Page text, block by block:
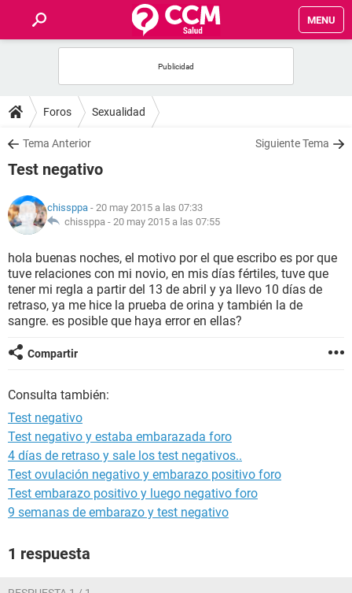
MENU
FOROS
SALUD
NUTRICIÓN
BIENESTAR
SEXUALIDAD
GLOSARIO
Foros Sexualidad
Tema Anterior Siguiente Tema
Test negativo
chissppa - 20 may 2015 a las 07:33
chissppa - 20 may 2015 a las 07:55
hola buenas noches, el motivo por el que escribo es por que
tuve relaciones con mi novio, en mis días fértiles, tuve que
tener mi regla a partir del 13 de abril y ya llevo 10 días de
retraso, ya me hice la prueba de orina y también la de
sangre. es posible que haya error en ellas?
Compartir
Consulta también:
Test negativo
Test negativo y estaba embarazada foro
4 días de retraso y sale los test negativos..
Test ovulación negativo y embarazo positivo foro
Test embarazo positivo y luego negativo foro
9 semanas de embarazo y test negativo
1 respuesta